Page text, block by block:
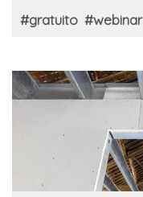
#gratuito #webinar